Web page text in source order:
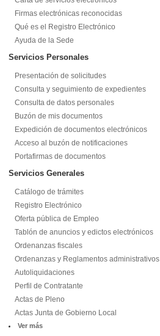
Firmas electrónicas reconocidas
Qué es el Registro Electrónico
Ayuda de la Sede
Servicios Personales
Presentación de solicitudes
Consulta y seguimiento de expedientes
Consulta de datos personales
Buzón de mis documentos
Expedición de documentos electrónicos
Acceso al buzón de notificaciones
Portafirmas de documentos
Servicios Generales
Catálogo de trámites
Registro Electrónico
Oferta pública de Empleo
Tablón de anuncios y edictos electrónicos
Ordenanzas fiscales
Ordenanzas y Reglamentos administrativos
Autoliquidaciones
Perfil de Contratante
Actas de Pleno
Actas Junta de Gobierno Local
Ver más